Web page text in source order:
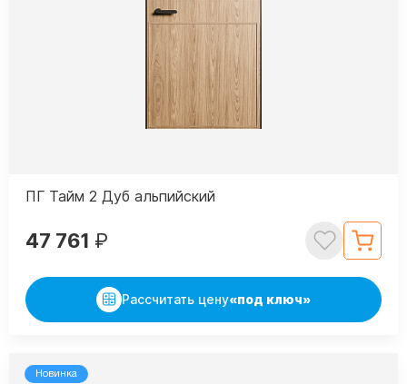
ПГ Тайм 2 Дуб альпийский
47 761 ₽
Рассчитать цену«под ключ»
Новинка